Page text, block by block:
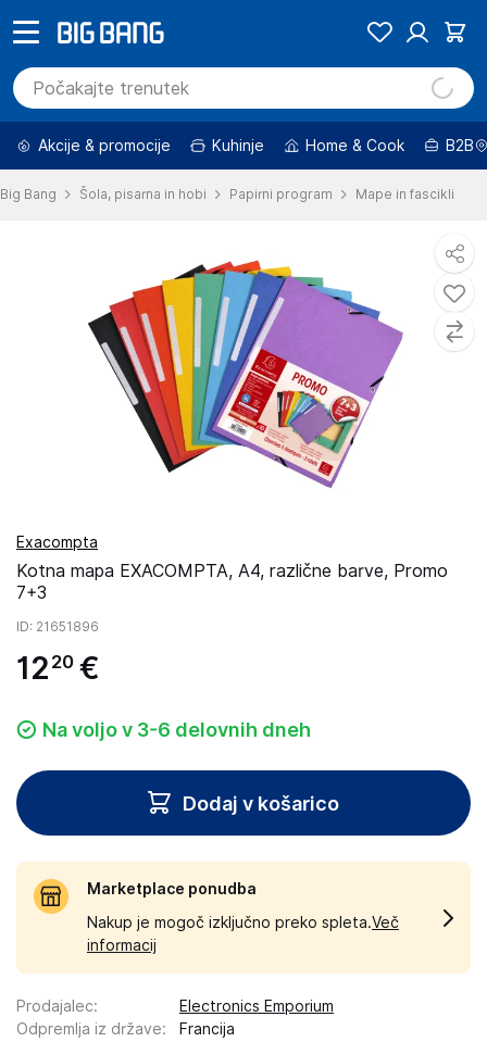
Akcije & promocije Kuhinje Home & Cook B2B
Big Bang Šola, pisarna in hobi Papirni program Mape in fascikli
Exacompta
Kotna mapa EXACOMPTA, A4, različne barve, Promo
7+3
ID: 21651896
12 20 €
Na voljo v 3-6 delovnih dneh
Dodaj v košarico
Marketplace ponudba
Nakup je mogoč izključno preko spleta.Več
informacij
Prodajalec:
Electronics Emporium
Odpremlja iz države:
Francija